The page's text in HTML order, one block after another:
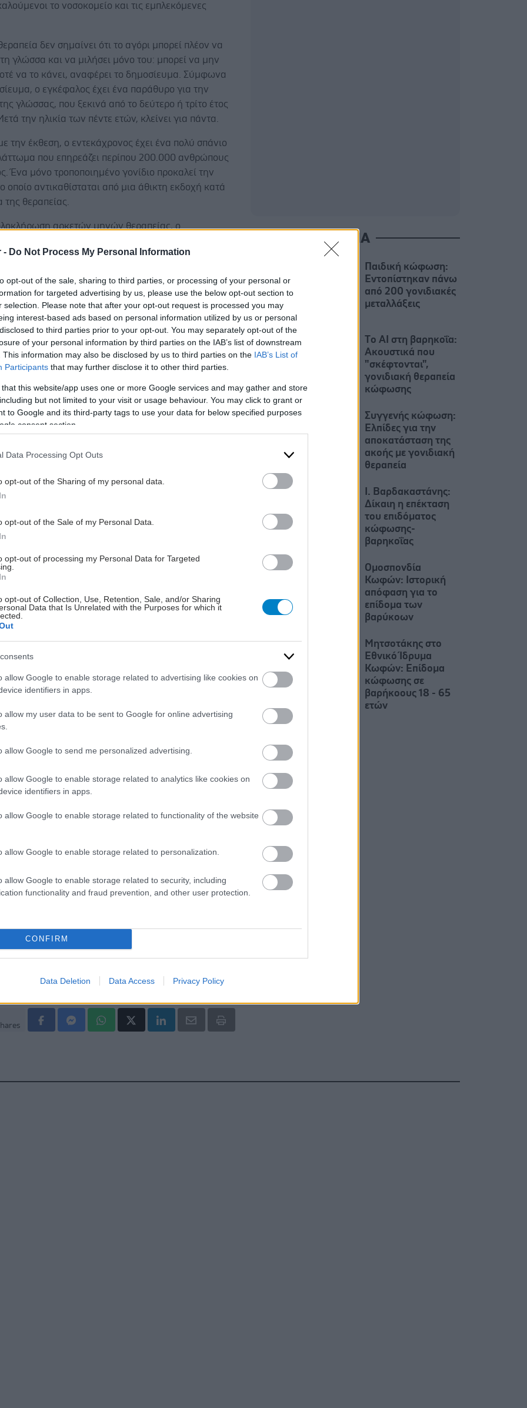
- Do Not Process My Personal Information
opt-out of the sale, sharing to third parties, or processing of your personal or
for targeted advertising by us, please use the below opt-out section to
selection. Please note that after your opt-out request is processed you may
interest-based ads based on personal information utilized by us or personal
to third parties prior to your opt-out. You may separately opt-out of the
of your personal information by third parties on the IAB’s list of downstream
This information may also be disclosed by us to third parties on the IAB’s List of
Participants that may further disclose it to other third parties.
that this website/app uses one or more Google services and may gather and store
but not limited to your visit or usage behaviour. You may click to grant or
to Google and its third-party tags to use your data for below specified purposes
consent section.
Data Processing Opt Outs
opt-out of the Sharing of my personal data.
opt-out of the Sale of my Personal Data.
opt-out of processing my Personal Data for Targeted
opt-out of Collection, Use, Retention, Sale, and/or Sharing
Data that Is Unrelated with the Purposes for which it
allow Google to enable storage related to advertising like cookies on
identifiers in apps.
allow my user data to be sent to Google for online advertising
allow Google to send me personalized advertising.
allow Google to enable storage related to analytics like cookies on
identifiers in apps.
allow Google to enable storage related to functionality of the website
allow Google to enable storage related to personalization.
allow Google to enable storage related to security, including
functionality and fraud prevention, and other user protection.
CONFIRM
Data Deletion Data Access Privacy Policy
το νοσοκομείο και τις εμπλεκόμενες
δεν σημαίνει ότι το αγόρι μπορεί πλέον να
γλώσσα και να μιλήσει μόνο του: μπορεί να μην
να το κάνει, αναφέρει το δημοσίευμα. Σύμφωνα
ο εγκέφαλος έχει ένα παράθυρο για την
γλώσσας, που ξεκινά από το δεύτερο ή τρίτο έτος
την ηλικία των πέντε ετών, κλείνει για πάντα.
την έκθεση, ο εντεκάχρονος έχει ένα πολύ σπάνιο
που επηρεάζει περίπου 200.000 ανθρώπους
Ένα μόνο τροποποιημένο γονίδιο προκαλεί την
αντικαθίσταται από μια άθικτη εκδοχή κατά
της θεραπείας.
αρκετών μηνών θεραπείας, ο
York Times.
δεν μπορεί να μιλήσει ή να καταλάβει την ομιλία,
τουλάχιστον να είναι χρήσιμο όταν
την κυκλοφορία ή σε παρόμοιες καταστάσεις όπου
προσοχή στους ήχους. Μπορεί πλέον να ακούει
με αυτό το είδος θεραπείας βρίσκονται σε
παγκοσμίως, συνεχίζει το δημοσίευμα.
τη θεραπεία με μικρότερα παιδιά. Το
θεραπεία που εφαρμόζεται εκεί να μην επηρεάζει τα
άλλα μέρη του σώματος, δήλωσε στους New York
Simons, διευθύνων σύμβουλος της
εταιρείας Akouos.
το δημοσίευμα, η εξεύρεση κατάλληλου
δεν ήταν εύκολη για έναν συγκεκριμένο λόγο: τα
κοχλιακά εμφυτεύματα στη βρεφική ηλικία για να
να ακούσουν και στη συνέχεια δεν είναι πλέον
τέτοιες δοκιμές θεραπείας.
αγόρι δεν ήταν σε κάποιο σχολείο στο Μαρόκο και
μετά τη μετακόμισή του στην Ισπανία, σύμφωνα με
σήμερα
στη Ρόδο: ''Σε ενάμιση χρόνο, το νοσοκομείο θα
'Αμεσα μέτρα για την αντιμετώπιση των
προσωπικού
η ποσότητα του φαγητού [μελέτη]
ΔΙΑΒΑΣΤΕ ΑΚΟΜΑ
Παιδική κώφωση:
Εντοπίστηκαν πάνω
από 200 γονιδιακές
μεταλλάξεις
Tο AI στη βαρηκοΐα:
Ακουστικά που
"σκέφτονται",
γονιδιακή θεραπεία
κώφωσης
Συγγενής κώφωση:
Ελπίδες για την
αποκατάσταση της
ακοής με γονιδιακή
θεραπεία
Ι. Βαρδακαστάνης:
Δίκαιη η επέκταση
του επιδόματος
κώφωσης-
βαρηκοΐας
Ομοσπονδία
Κωφών: Ιστορική
απόφαση για το
επίδομα των
βαρύκοων
Μητσοτάκης στο
Εθνικό Ίδρυμα
Κωφών: Επίδομα
κώφωσης σε
βαρήκοους 18 - 65
ετών